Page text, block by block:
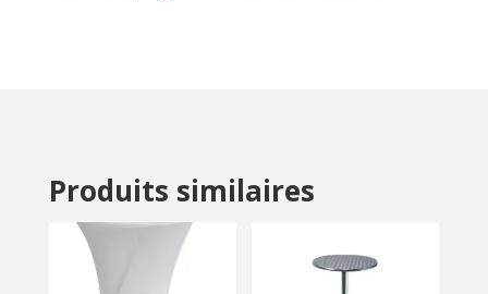
Produits similaires